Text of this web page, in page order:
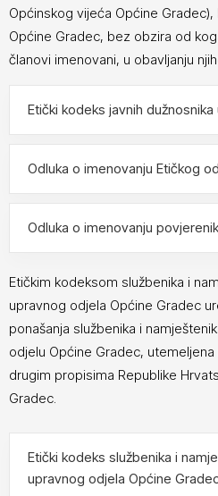
Općinskog vijeća Općine
Općine Gradec, bez obzira od
članovi imenovani, u obavljanju
Etički kodeks javnih
Odluka o imenovanju Etičkog
Odluka o imenovanju
Etičkim kodeksom službenika i
upravnog odjela Općine Gradec
ponašanja službenika i
odjelu Općine Gradec,
drugim propisima Republike
Gradec.
Etički kodeks službenika i
upravnog odjela Općine